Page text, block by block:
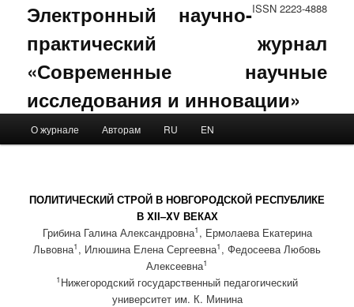
ISSN 2223-4888
Электронный научно-
практический журнал
«Современные научные
исследования и инновации»
Skip to primary content
Skip to secondary content
О журнале Авторам RU EN
ПОЛИТИЧЕСКИЙ СТРОЙ В НОВГОРОДСКОЙ РЕСПУБЛИКЕ
В XII–XV ВЕКАХ
Грибина Галина Александровна1 , Ермолаева Екатерина
Львовна1 , Илюшина Елена Сергеевна1 , Федосеева Любовь
Алексеевна1
1 Нижегородский государственный педагогический
университет им. К. Минина